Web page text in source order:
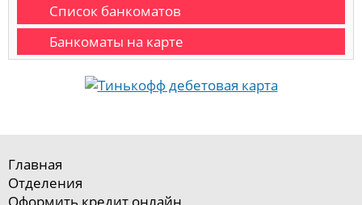
Список банкоматов
Банкоматы на карте
Главная
Отделения
Оформить кредит онлайн